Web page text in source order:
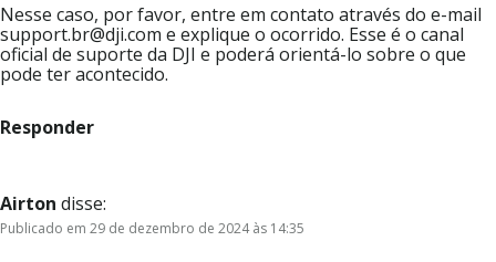
Nesse caso, por favor, entre em contato através do e-mail
support.br@dji.com e explique o ocorrido. Esse é o canal
oficial de suporte da DJI e poderá orientá-lo sobre o que
pode ter acontecido.
Responder
Airton disse:
Publicado em 29 de dezembro de 2024 às 14:35